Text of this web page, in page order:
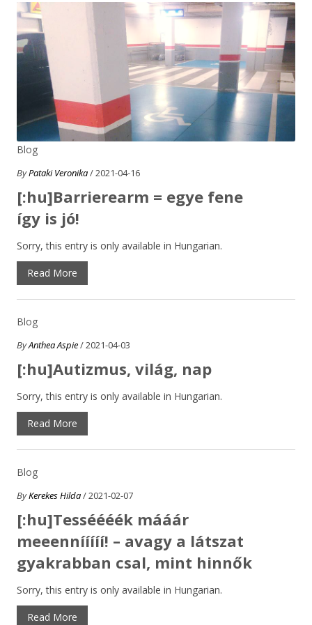
Blog
ByPataki Veronika/ 2021-04-16
[:hu]Barrierearm = egye fene
így is jó!
Sorry, this entry is only available in Hungarian.
Read More
Blog
ByAnthea Aspie/ 2021-04-03
[:hu]Autizmus, világ, nap
Sorry, this entry is only available in Hungarian.
Read More
Blog
ByKerekes Hilda/ 2021-02-07
[:hu]Tesséééék mááár
meeennííííí! – avagy a látszat
gyakrabban csal, mint hinnők
Sorry, this entry is only available in Hungarian.
Read More